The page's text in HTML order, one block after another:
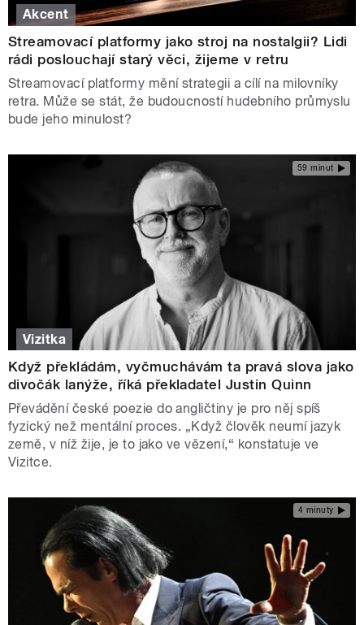
Akcent
Streamovací platformy jako stroj na nostalgii? Lidi
rádi poslouchají starý věci, žijeme v retru
Streamovací platformy mění strategii a cílí na milovníky
retra. Může se stát, že budoucností hudebního průmyslu
bude jeho minulost?
59 minut
Vizitka
Když překládám, vyčmuchávám ta pravá slova jako
divočák lanýže, říká překladatel Justin Quinn
Převádění české poezie do angličtiny je pro něj spíš
fyzický než mentální proces. „Když člověk neumí jazyk
země, v níž žije, je to jako ve vězení,“ konstatuje ve
Vizitce.
4 minuty